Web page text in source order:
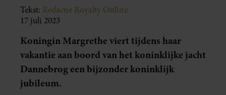
Tekst: Redactie Royalty Online
17 juli 2023
Koningin Margrethe viert tijdens haar
vakantie aan boord van het koninklijke jacht
Dannebrog een bijzonder koninklijk
jubileum.